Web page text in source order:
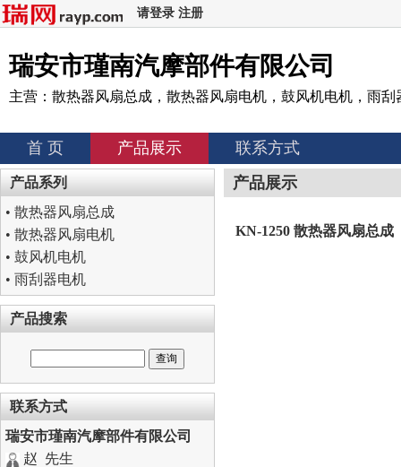
请登录 注册
瑞安市瑾南汽摩部件有限公司
主营：散热器风扇总成，散热器风扇电机，鼓风机电机，雨刮
首 页 产品展示 联系方式
产品系列
• 散热器风扇总成
• 散热器风扇电机
• 鼓风机电机
• 雨刮器电机
产品搜索
联系方式
瑞安市瑾南汽摩部件有限公司
赵 先生
产品展示
KN-1250 散热器风扇总成